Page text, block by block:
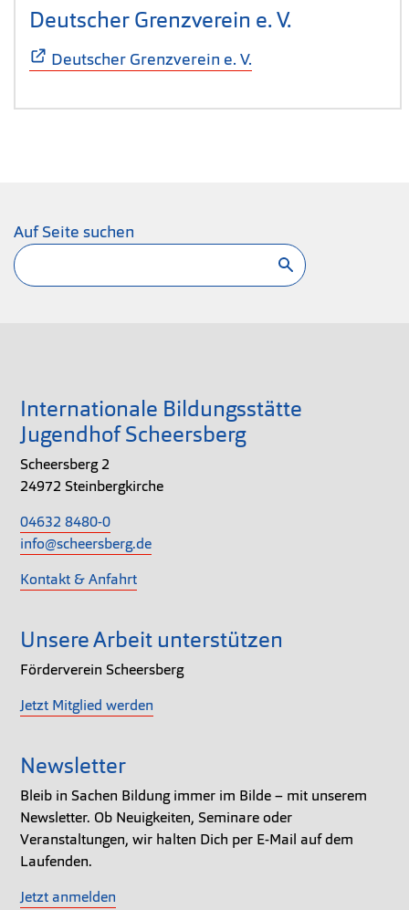
Deutscher Grenzverein e. V.
Deutscher Grenzverein e. V.
Auf Seite suchen
Suchen
Internationale Bildungsstätte
Jugendhof Scheersberg
Scheersberg 2
24972 Steinbergkirche
04632 8480-0
info@scheersberg.de
Kontakt & Anfahrt
Unsere Arbeit unterstützen
Förderverein Scheersberg
Jetzt Mitglied werden
Newsletter
Bleib in Sachen Bildung immer im Bilde – mit unserem
Newsletter. Ob Neuigkeiten, Seminare oder
Veranstaltungen, wir halten Dich per E-Mail auf dem
Laufenden.
Jetzt anmelden